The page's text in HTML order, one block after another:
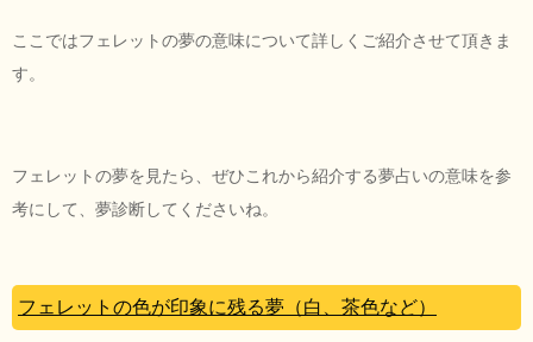
ここではフェレットの夢の意味について詳しくご紹介させて頂きま
す。
フェレットの夢を見たら、ぜひこれから紹介する夢占いの意味を参
考にして、夢診断してくださいね。
フェレットの色が印象に残る夢（白、茶色など）